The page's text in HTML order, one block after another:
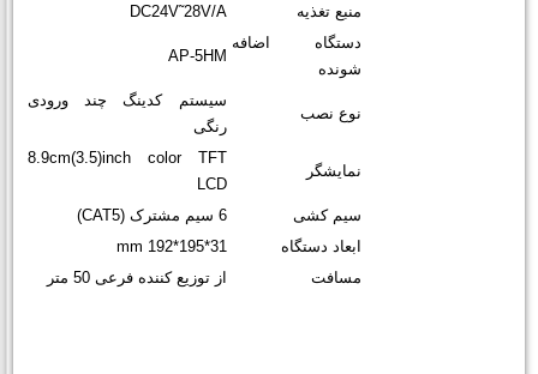
منبع تغذیه
DC24V˜28V/A
دستگاه اضافه
شونده
AP-5HM
نوع نصب
سیستم کدینگ چند ورودی
رنگی
نمایشگر
8.9cm(3.5)inch color TFT
LCD
سیم کشی
6 سیم مشترک (CAT5)
ابعاد دستگاه
mm 192*195*31
مسافت
از توزیع کننده فرعی 50 متر